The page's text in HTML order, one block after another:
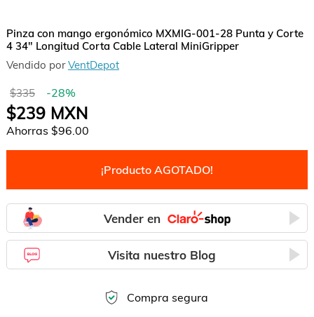
Pinza con mango ergonómico MXMIG-001-28 Punta y Corte
4 34" Longitud Corta Cable Lateral MiniGripper
Vendido porVentDepot
$335 -28%
$239MXN
Ahorras $96.00
¡Producto AGOTADO!
Vender en
Visita nuestro Blog
Compra segura